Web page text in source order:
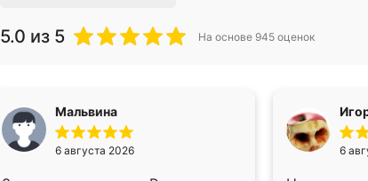
5.0 из 5 На основе 945 оценок
Мальвина
6 августа 2026 6